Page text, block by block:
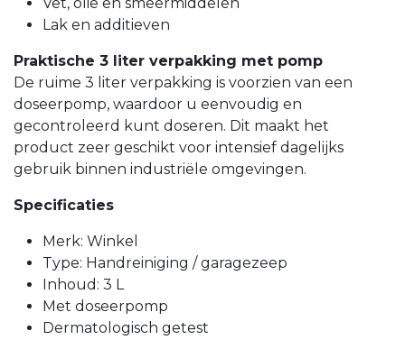
Vet, olie en smeermiddelen
Lak en additieven
Praktische 3 liter verpakking met pomp
De ruime 3 liter verpakking is voorzien van een
doseerpomp, waardoor u eenvoudig en
gecontroleerd kunt doseren. Dit maakt het
product zeer geschikt voor intensief dagelijks
gebruik binnen industriële omgevingen.
Specificaties
Merk: Winkel
Type: Handreiniging / garagezeep
Inhoud: 3 L
Met doseerpomp
Dermatologisch getest